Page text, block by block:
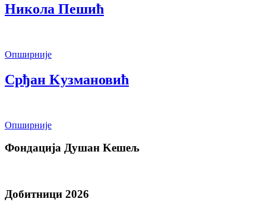
Никола Пешић
Опширније
Срђан Kузмановић
Опширније
Фондација Душан Kешељ
Добитници 2026